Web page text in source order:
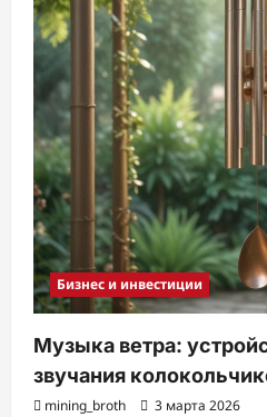
Бизнес и инвестиции
Музыка ветра:
звучания
mining_broth 3 марта 2026